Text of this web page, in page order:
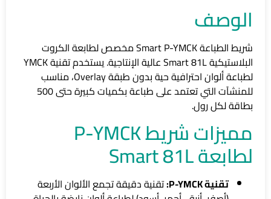
الوصف
شريط الطباعة Smart P-YMCK مخصص لطابعة الكروت
البلاستيكية Smart 81L عالية الإنتاجية. يستخدم تقنية YMCK
لطباعة ألوان احترافية حية بدون طبقة Overlay، مناسب
للمنشآت التي تعتمد على طباعة بكميات كبيرة حتى 500
بطاقة لكل رول.
مميزات شريط P-YMCK
لطابعة Smart 81L
تقنية P-YMCK:
تقنية دقيقة تجمع الألوان الأربعة